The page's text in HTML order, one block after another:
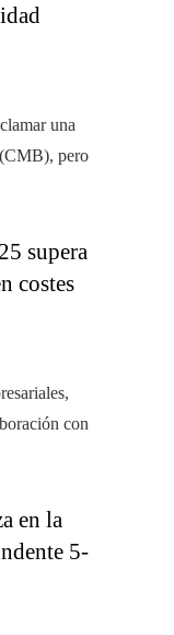
una
pero
supera
costes
con
en la
5-